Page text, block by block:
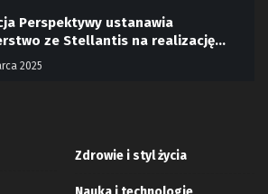
Perspektywy ustanawia
ze Stellantis na realizację…
2025
Zdrowie i styl życia